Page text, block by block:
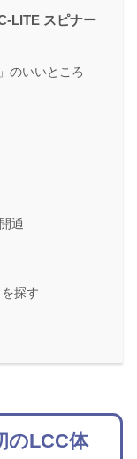
LITE スピナー
のいいところ
通
探す
のLCC体